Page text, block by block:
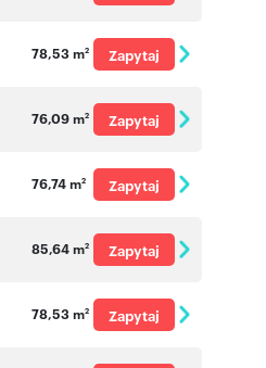
78,53 m2
Zapytaj
76,09 m2
Zapytaj
76,74 m2
Zapytaj
85,64 m2
Zapytaj
78,53 m2
Zapytaj